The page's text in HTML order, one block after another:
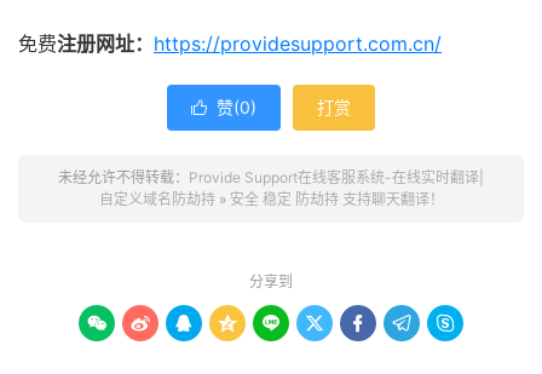
免费注册网址： https://providesupport.com.cn/
 赞(0) 打赏
未经允许不得转载： Provide Support在线客服系统-在线实时翻译|
自定义域名防劫持» 安全 稳定 防劫持 支持聊天翻译！
分享到
        